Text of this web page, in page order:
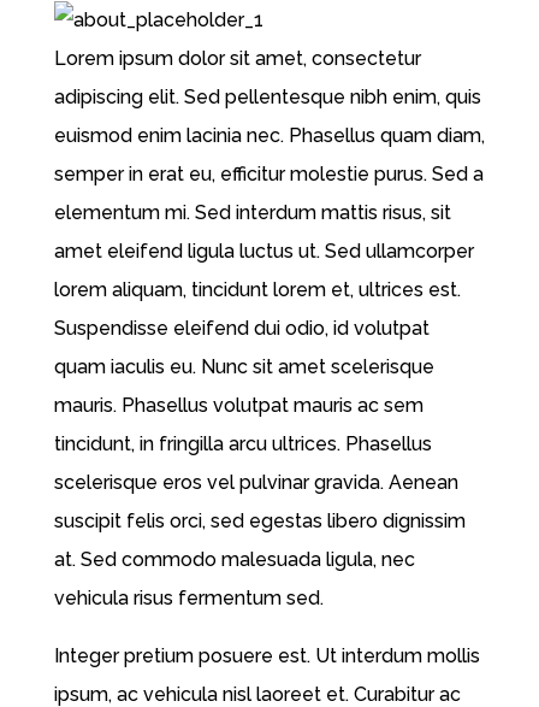
Lorem ipsum dolor sit amet, consectetur
adipiscing elit. Sed pellentesque nibh enim, quis
euismod enim lacinia nec. Phasellus quam diam,
semper in erat eu, efficitur molestie purus. Sed a
elementum mi. Sed interdum mattis risus, sit
amet eleifend ligula luctus ut. Sed ullamcorper
lorem aliquam, tincidunt lorem et, ultrices est.
Suspendisse eleifend dui odio, id volutpat
quam iaculis eu. Nunc sit amet scelerisque
mauris. Phasellus volutpat mauris ac sem
tincidunt, in fringilla arcu ultrices. Phasellus
scelerisque eros vel pulvinar gravida. Aenean
suscipit felis orci, sed egestas libero dignissim
at. Sed commodo malesuada ligula, nec
vehicula risus fermentum sed.
Integer pretium posuere est. Ut interdum mollis
ipsum, ac vehicula nisl laoreet et. Curabitur ac